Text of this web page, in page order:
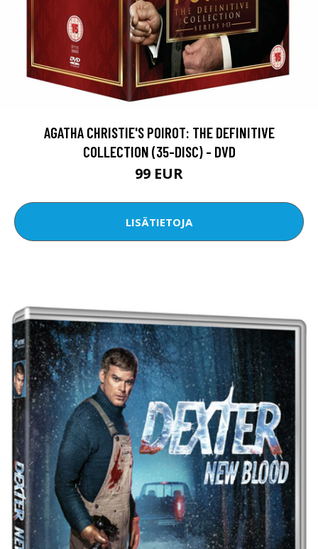
AGATHA CHRISTIE'S POIROT: THE DEFINITIVE
COLLECTION (35-DISC) - DVD
99 EUR
LISÄTIETOJA